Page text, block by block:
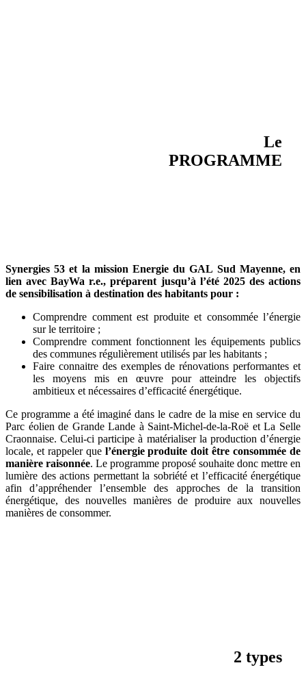
Le
PROGRAMME
Synergies 53 et la mission Energie du GAL Sud Mayenne, en
lien avec BayWa r.e., préparent jusqu’à l’été 2025 des actions
de sensibilisation à destination des habitants pour :
Comprendre comment est produite et consommée l’énergie
sur le territoire ;
Comprendre comment fonctionnent les équipements publics
des communes régulièrement utilisés par les habitants ;
Faire connaitre des exemples de rénovations performantes et
les moyens mis en œuvre pour atteindre les objectifs
ambitieux et nécessaires d’efficacité énergétique.
Ce programme a été imaginé dans le cadre de la mise en service du
Parc éolien de Grande Lande à Saint-Michel-de-la-Roë et La Selle
Craonnaise. Celui-ci participe à matérialiser la production d’énergie
locale, et rappeler que l’énergie produite doit être consommée de
manière raisonnée. Le programme proposé souhaite donc mettre en
lumière des actions permettant la sobriété et l’efficacité énergétique
afin d’appréhender l’ensemble des approches de la transition
énergétique, des nouvelles manières de produire aux nouvelles
manières de consommer.
2 types